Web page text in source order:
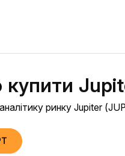
купити
ринку Jupiter